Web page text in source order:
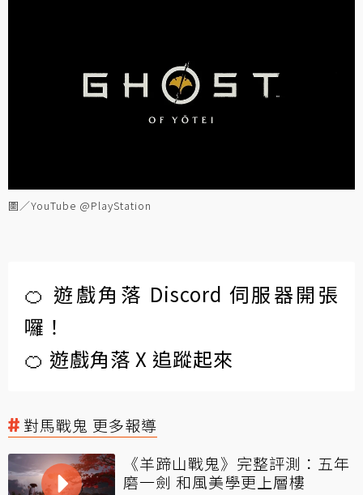
圖／YouTube @PlayStation
🍊 遊戲角落 Discord 伺服器開張
囉！
🍊 遊戲角落 X 追蹤起來
對馬戰鬼 更多報導
《羊蹄山戰鬼》完整評測：五年
磨一劍 和風美學更上層樓